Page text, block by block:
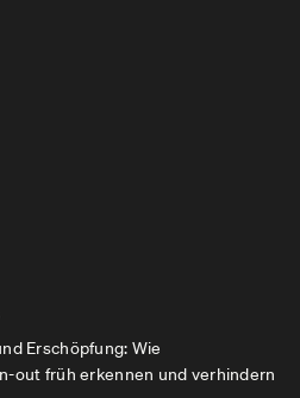
Erschöpfung: Wie
out früh erkennen und verhindern